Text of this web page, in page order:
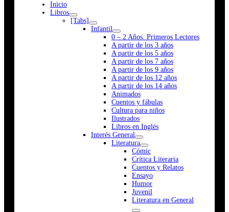
Inicio
Libros
[Tabs]
Infantil
0 – 2 Años. Primeros Lectores
A partir de los 3 años
A partir de los 5 años
A partir de los 7 años
A partir de los 9 años
A partir de los 12 años
A partir de los 14 años
Animados
Cuentos y fábulas
Cultura para niños
Ilustrados
Libros en Inglés
Interés General
Literatura
Cómic
Crítica Literaria
Cuentos y Relatos
Ensayo
Humor
Juvenil
Literatura en General